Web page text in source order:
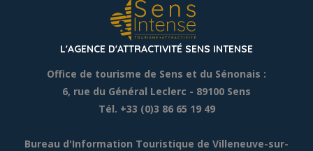
L'AGENCE D'ATTRACTIVITÉ SENS INTENSE
Office de tourisme de Sens et du Sénonais :
6, rue du Général Leclerc - 89100 Sens
Tél. +33 (0)3 86 65 19 49
Bureau d'Information Touristique de Villeneuve-sur-